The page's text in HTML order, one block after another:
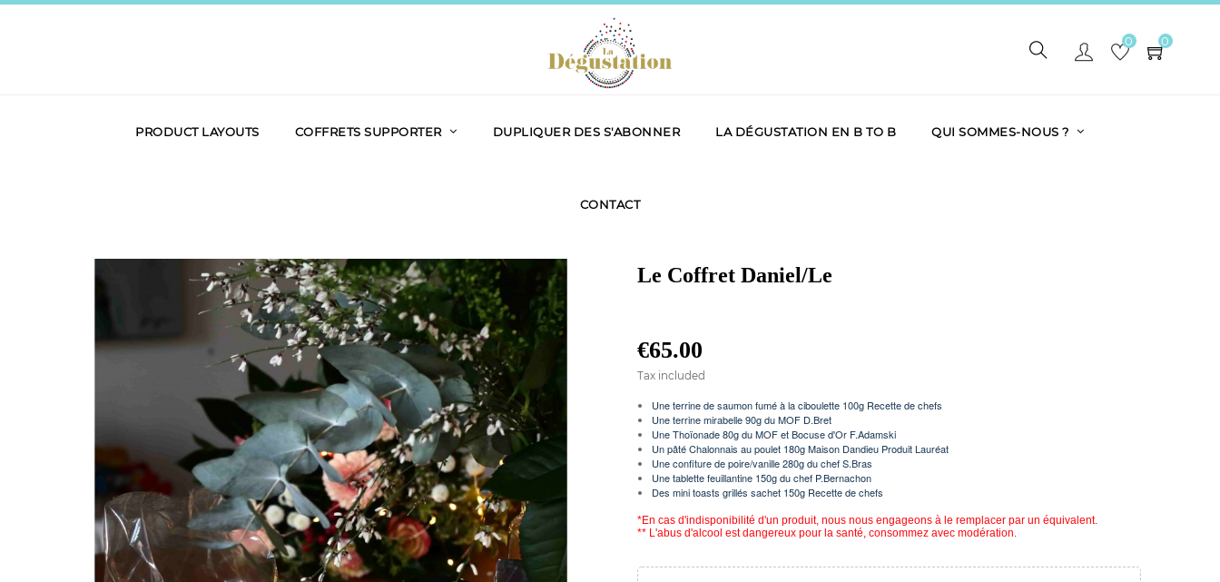
0 0
PRODUCT LAYOUTS COFFRETS SUPPORTER DUPLIQUER DES S'ABONNER LA DÉGUSTATION EN B TO B QUI SOMMES-NOUS ?
CONTACT
Le Coffret Daniel/le
€65.00
Tax included
Une terrine de saumon fumé à la ciboulette 100g Recette de chefs
Une terrine mirabelle 90g du MOF D.Bret
Une Thoïonade 80g du MOF et Bocuse d'Or F.Adamski
Un pâté Chalonnais au poulet 180g Maison Dandieu Produit Lauréat
Une confiture de poire/vanille 280g du chef S.Bras
Une tablettefeuillantine 150g du chef P.Bernachon
Des mini toasts grillés sachet 150g Recette de chefs
*En cas d'indisponibilité d'un produit, nous nous engageons à le remplacer par un équivalent.
** L'abus d'alcool est dangereux pour la santé, consommez avec modération.